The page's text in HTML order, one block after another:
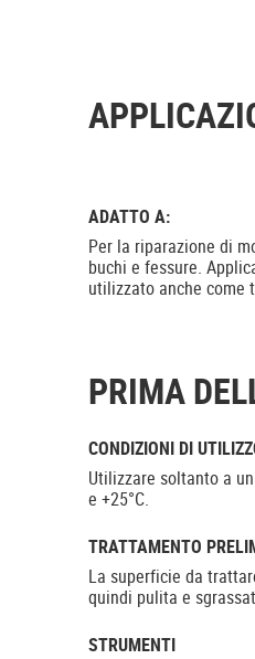
ADATTO A:
Per la riparazione di
buchi e fessure.
utilizzato anche come
PRIMA
CONDIZIONI DI
Utilizzare soltanto a
e +25°C.
TRATTAMENTO
La superficie da
quindi pulita e
STRUMENTI